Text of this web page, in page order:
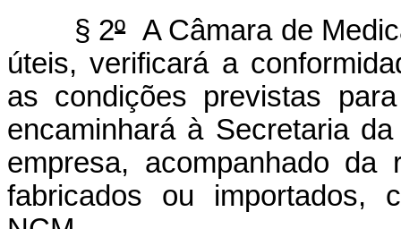
§ 2ºA Câmara de
úteis, verificará a
as condições previstas
encaminhará à Secretaria
empresa, acompanhado
fabricados ou importados,